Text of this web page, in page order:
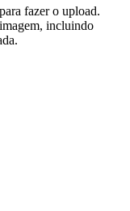
fazer o upload.
incluindo